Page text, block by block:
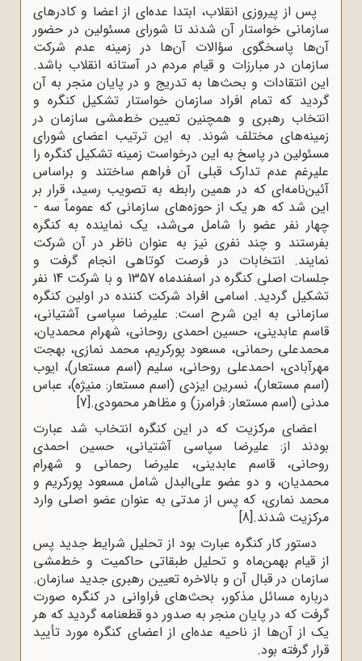
پس از پیروزی انقلاب، ابتدا عده‌ای از اعضا و کادرهای
سازمانی خواستار آن شدند تا شورای مسئولین در حضور
آن‌ها پاسخگوی سؤالات آن‌ها در زمینه عدم شرکت
سازمان در مبارزات و قیام مردم در آستانه انقلاب باشد.
این انتقادات و بحث‌ها به تدریج و در پایان منجر به آن
گردید که تمام افراد سازمان خواستار تشکیل کنگره و
انتخاب رهبری و همچنین تعیین خط‌مشی سازمان در
زمینه‌های مختلف شوند. به این ترتیب اعضای شورای
مسئولین در پاسخ به این درخواست زمینه تشکیل کنگره را
علیرغم عدم تدارک قبلی آن فراهم ساختند و براساس
آئین‌نامه‌‌ای که در همین رابطه به تصویب رسید، قرار بر
این شد که هر یک از حوزه‌های سازمانی که عموماً سه -
چهار نفر عضو را شامل می‌شد، یک نماینده به کنگره
بفرستند و چند نفری نیز به ‌عنوان ناظر در آن شرکت
نمایند. انتخابات در فرصت کوتاهی انجام گرفت و
جلسات اصلی کنگره در اسفندماه 1357 و با شرکت 14 نفر
تشکیل گردید. اسامی افراد شرکت ‌کننده در اولین کنگره
سازمانی به این شرح است: علیرضا سپاسی آشتیانی،
قاسم عابدینی، حسین احمدی روحانی، شهرام محمدیان،
محمدعلی رحمانی، مسعود پورکریم، محمد نمازی، بهجت
مهرآبادی، احمدعلی روحانی، سلیم (اسم مستعار)، ایوب
(اسم مستعار)، نسرین ایزدی (اسم مستعار: منیژه)، عباس
مدنی (اسم مستعار: فرامرز) و مظاهر محمودی.[7]
اعضای مرکزیت که در این کنگره انتخاب شد عبارت
بودند از: علیرضا سپاسی آشتیانی، حسین احمدی
روحانی، قاسم عابدینی، علیرضا رحمانی و شهرام
محمدیان، و دو عضو علی‌البدل شامل مسعود پورکریم و
محمد نماری، که پس از مدتی به‌ عنوان عضو اصلی وارد
مرکزیت شدند.[8]
دستور کار کنگره عبارت بود از تحلیل شرایط جدید پس
از قیام بهمن‌ماه و تحلیل طبقاتی حاکمیت و خط‌مشی
سازمان در قبال آن و بالاخره تعیین رهبری جدید سازمان.
درباره مسائل مذکور، بحث‌های فراوانی در کنگره صورت
گرفت که در پایان منجر به صدور دو قطعنامه گردید که هر
یک از آن‌ها از ناحیه‌ عده‌ای از اعضای کنگره مورد تأیید
قرار گرفته بود.